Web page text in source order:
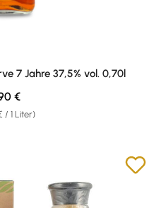
7 Jahre 37,5% vol. 0,70l
/ 1 Liter)
Preis:
€